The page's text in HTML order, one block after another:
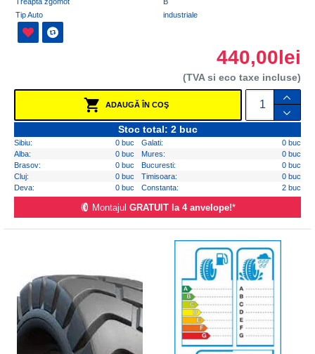
Tip Auto
industriale
440,00lei
(TVA si eco taxe incluse)
ADAUGĂ ÎN COŞ
Stoc total: 2 buc
Sibiu: 0 buc Galati:
0 buc
Alba:
0 buc Mures:
0 buc
Brasov:
0 buc Bucuresti:
0 buc
Cluj:
0 buc Timisoara:
0 buc
Deva:
0 buc Constanta: 2 buc
Montajul GRATUIT la 4 anvelope!*